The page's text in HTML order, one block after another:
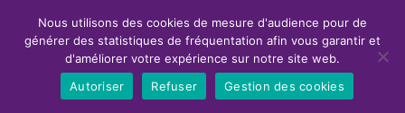
Nous utilisons des cookies de mesure d'audience pour de
générer des statistiques de fréquentation afin vous garantir et
d'améliorer votre expérience sur notre site web.
Autoriser
Refuser Gestion des cookies